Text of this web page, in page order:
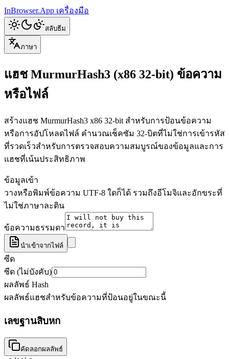
InBrowser.App เครื่องมือ
สลับธีม
ภาษา
แฮช MurmurHash3 (x86 32-bit) ข้อความ
หรือไฟล์
สร้างแฮช MurmurHash3 x86 32-bit สำหรับการป้อนข้อความ
หรือการอัปโหลดไฟล์ คำนวณเช็คซัม 32-บิตที่ไม่ใช่การเข้ารหัส
ที่รวดเร็วสำหรับการตรวจสอบความสมบูรณ์ของข้อมูลและการ
แฮชที่เน้นประสิทธิภาพ
ข้อมูลเข้า
วางหรือพิมพ์ข้อความ UTF-8 ใดก็ได้ รวมถึงอีโมจิและอักขระที่
ไม่ใช่ภาษาละติน
ข้อความธรรมดา
นำเข้าจากไฟล์
ซีด
ซีด (ไม่บังคับ)
ผลลัพธ์ Hash
ผลลัพธ์แฮชสำหรับข้อความที่ป้อนอยู่ในขณะนี้
เลขฐานสิบหก
คัดลอกผลลัพธ์